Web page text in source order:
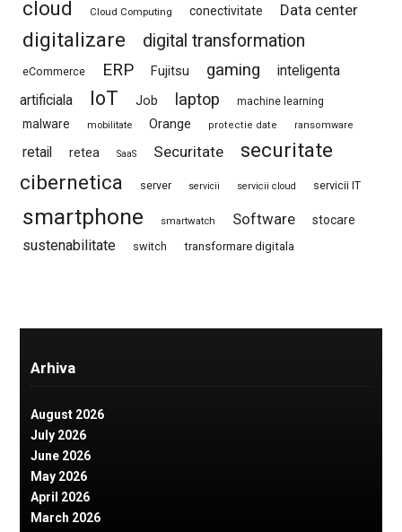
cloud Cloud Computing conectivitate Data center
digitalizare digital transformation
eCommerce ERP Fujitsu gaming
inteligenta
artificiala
IoT Job laptop machine learning
malware mobilitate Orange protectie date ransomware
retail retea SaaS Securitate
securitate
cibernetica
server servicii servicii cloud servicii IT
smartphone smartwatch Software stocare
sustenabilitate switch transformare digitala
Arhiva
August 2026
July 2026
June 2026
May 2026
April 2026
March 2026